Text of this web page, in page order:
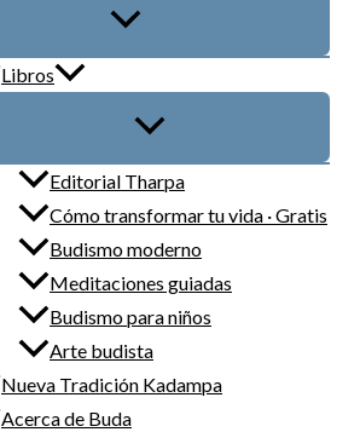
Libros
Editorial Tharpa
Cómo transformar tu vida · Gratis
Budismo moderno
Meditaciones guiadas
Budismo para niños
Arte budista
Nueva Tradición Kadampa
Acerca de Buda